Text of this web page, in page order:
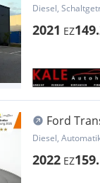
Trend*1...
Diesel,
2021 EZ
Ford
FWD Aut....
Diesel,
2022 EZ